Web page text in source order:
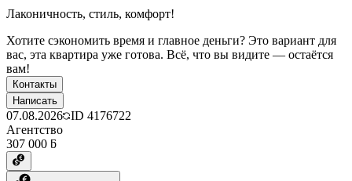
Лаконичность, стиль, комфорт!
Хотите сэкономить время и главное деньги? Это вариант для
вас, эта квартира уже готова. Всё, что вы видите — остаётся
вам!
Контакты
Написать
07.08.2026 ID 4176722
Агентство
307 000 ƃ